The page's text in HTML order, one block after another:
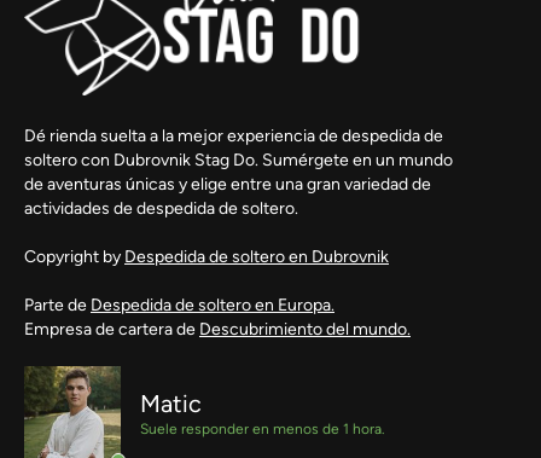
Dé rienda suelta a la mejor experiencia de despedida de
soltero con Dubrovnik Stag Do. Sumérgete en un mundo
de aventuras únicas y elige entre una gran variedad de
actividades de despedida de soltero.
Copyright by Despedida de soltero en Dubrovnik
Parte de Despedida de soltero en Europa.
Empresa de cartera de Descubrimiento del mundo.
Matic
Suele responder en menos de 1 hora.